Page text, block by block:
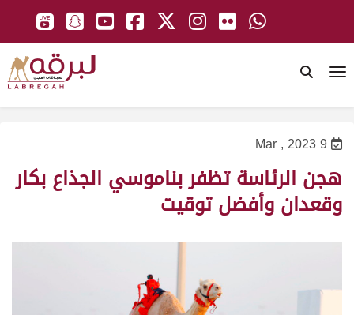
9 Mar , 2023
هجن الرئاسة تظفر بناموسي الجذاع بكار
وقعدان وأفضل توقيت